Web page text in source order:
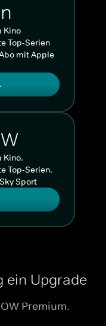
Kino
Top-Serien
mit Apple
Kino.
Top-Serien.
Sport
ein Upgrade
Premium.